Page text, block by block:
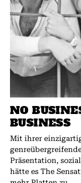
NO
BUSINESS
Mit ihrer
Präsentation,
hätte es The